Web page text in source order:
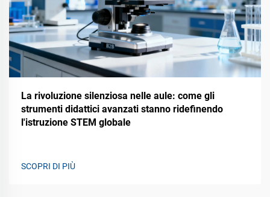
La rivoluzione silenziosa nelle aule: come gli
strumenti didattici avanzati stanno ridefinendo
l'istruzione STEM globale
SCOPRI DI PIÙ